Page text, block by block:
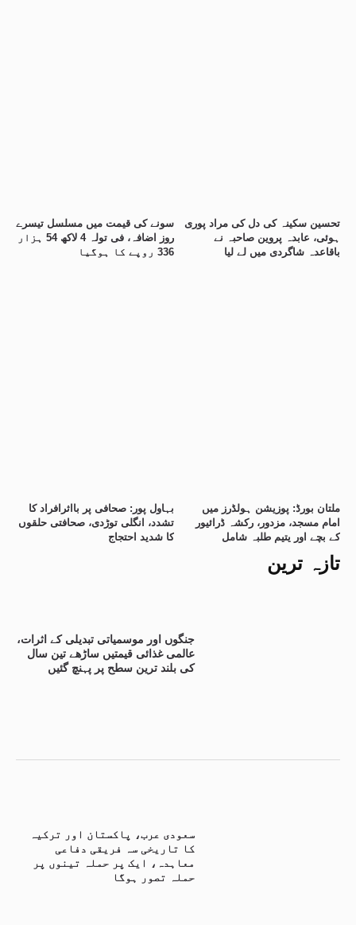
تازہ ترین
جنگوں اور موسمیاتی تبدیلی کے اثرات،
عالمی غذائی قیمتیں ساڑھے تین سال
کی بلند ترین سطح پر پہنچ گئیں
سعودی عرب، پاکستان اور ترکیہ
کا تاریخی سہ فریقی دفاعی
معاہدہ، ایک پر حملہ تینوں پر
حملہ تصور ہوگا
سونے کی قیمت میں مسلسل تیسرے
روز اضافہ، فی تولہ 4 لاکھ 54 ہزار
336 روپے کا ہوگیا
تحسین سکینہ کی دل کی مراد پوری
ہوئی، عابدہ پروین صاحبہ نے
باقاعدہ شاگردی میں لے لیا
بہاول پور: صحافی پر بااثرافراد کا
تشدد، انگلی توڑدی، صحافتی حلقوں
کا شدید احتجاج
ملتان بورڈ: پوزیشن ہولڈرز میں
امام مسجد، مزدور، رکشہ ڈرائیور
کے بچے اور یتیم طلبہ شامل